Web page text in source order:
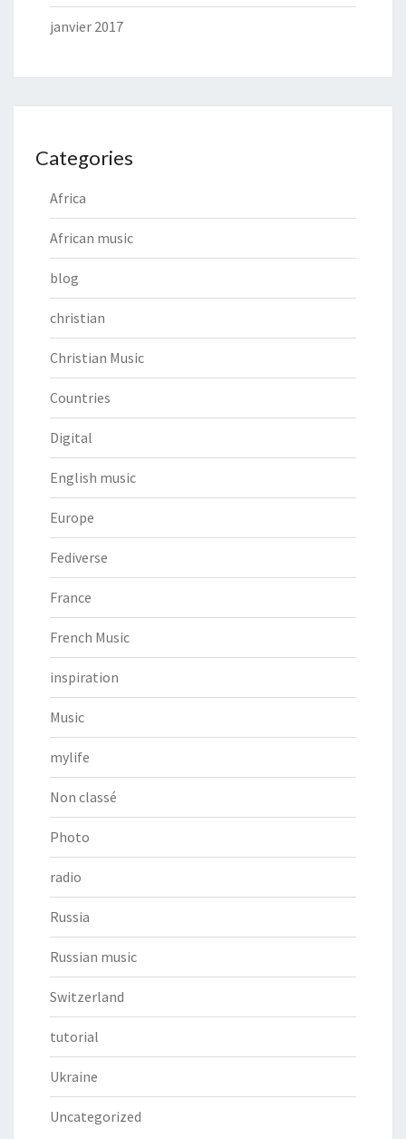
janvier 2017
Categories
Africa
African music
blog
christian
Christian Music
Countries
Digital
English music
Europe
Fediverse
France
French Music
inspiration
Music
mylife
Non classé
Photo
radio
Russia
Russian music
Switzerland
tutorial
Ukraine
Uncategorized